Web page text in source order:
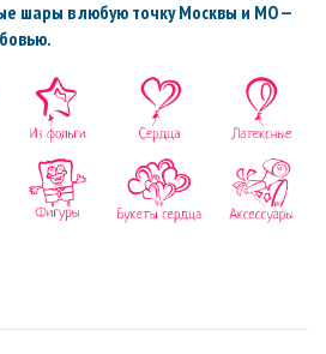
шары в любую точку Москвы и МО —